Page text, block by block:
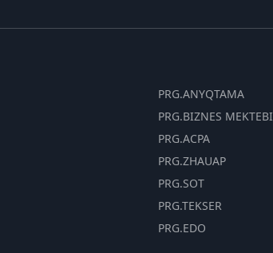
PRG.ANYQTAMA
PRG.BIZNES MEKTEBI
PRG.ACPA
PRG.ZHAUAP
PRG.SOT
PRG.TEKSER
PRG.EDO